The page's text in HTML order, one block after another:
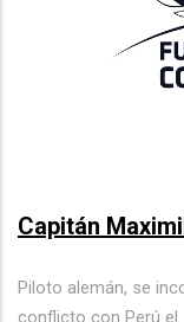
Capitán
Piloto alemán, se